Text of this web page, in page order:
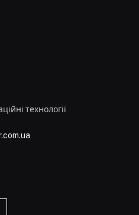
технології